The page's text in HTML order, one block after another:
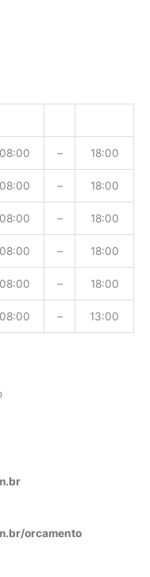
08:00 – 18:00
08:00 – 18:00
08:00 – 18:00
08:00 – 18:00
08:00 – 18:00
08:00 – 13:00
orcamento